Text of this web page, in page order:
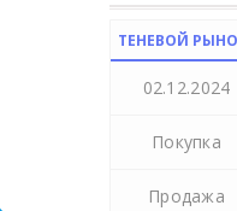
ТЕНЕВОЙ
02.12.2024
Покупка
Продажа